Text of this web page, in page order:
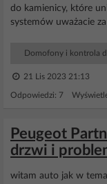
do kamienicy, które
systemów uważacie
Domofony i kontrola
21 Lis 2023 21:13
Odpowiedzi: 7
Peugeot
drzwi i
witam auto jak w